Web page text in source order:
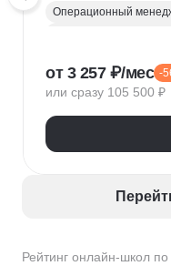
Рейтинг онлайн-школ по
Операционный
Бизнес-
Оптимизация бизнес-
Управление
от 3 257 ₽/мес -
или сразу 105 500 ₽